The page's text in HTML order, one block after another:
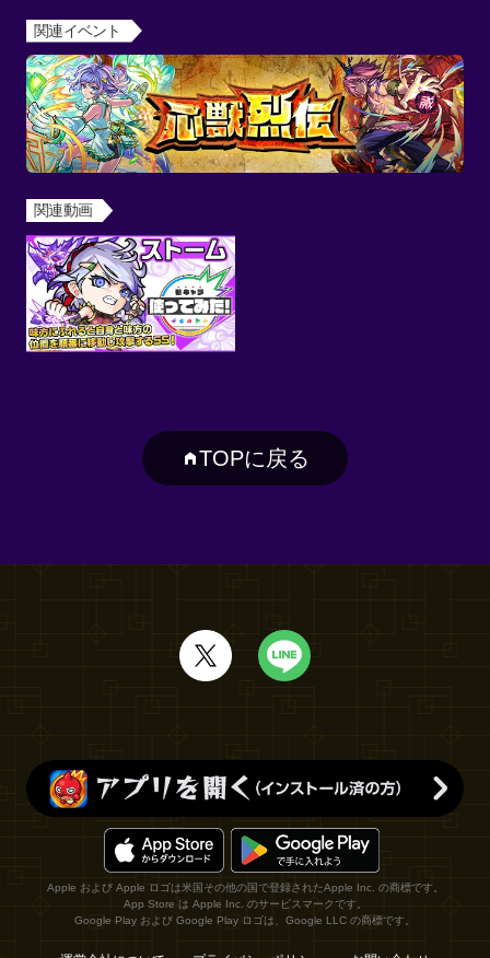
関連イベント
関連動画
TOPに戻る
Apple および Apple ロゴは米国その他の国で登録されたApple Inc. の商標です。
App Store は Apple Inc. のサービスマークです。
Google Play および Google Play ロゴは、Google LLC の商標です。